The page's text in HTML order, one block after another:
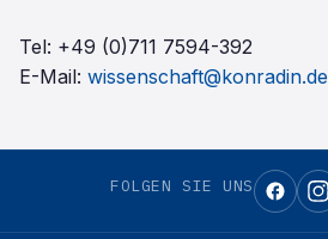
Tel: +49 (0)711 7594-392
E-Mail: wissenschaft@konradin.de
FOLGEN SIE UNS